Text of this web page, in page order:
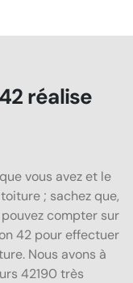
réalise
vous avez et le
; sachez que,
compter sur
42 pour effectuer
Nous avons à
42190 très